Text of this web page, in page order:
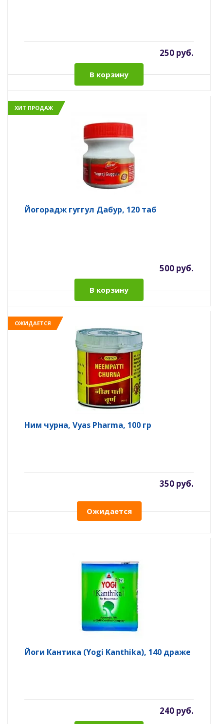
250 руб.
В корзину
ХИТ ПРОДАЖ
Йогорадж гуггул Дабур, 120 таб
500 руб.
В корзину
ОЖИДАЕТСЯ
Ним чурна, Vyas Pharma, 100 гр
350 руб.
Ожидается
Йоги Кантика (Yogi Kanthika), 140 драже
240 руб.